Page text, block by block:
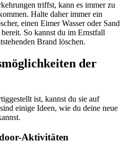
triffst, kann es immer zu
Halte daher immer ein
einen Eimer Wasser oder Sand
So kannst du im Ernstfall
Brand löschen.
der
ist, kannst du sie auf
einige Ideen, wie du deine neue
Aktivitäten